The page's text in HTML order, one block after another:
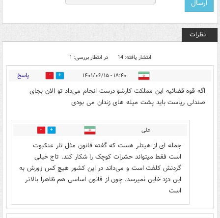
نظرات
انتشار یافته: 14 در انتظار بررسی: 1
۱۸:۴۰ - ۱۴۰۱/۰۶/۱۵ 12 پاسخ
اگه قوه‌ قضائیه این مملکت کارشو درست انجام می‌داد تو الان بجای
صندلی ریاست باید پشت میله های زندان می بودی
علی 5
جمله ای از هیتلر هست که گفته قانون مثل تار عنکبوت
است فقط میتواند حشرات کوچک را شکار کند. تاج خیلی
گردنش کلفت است و می‌داند در این کشور هیچ کس زورش به
این دزد خاین نمیرسد. چون از قانون اساسی هم ظاهرا بالاتر
است